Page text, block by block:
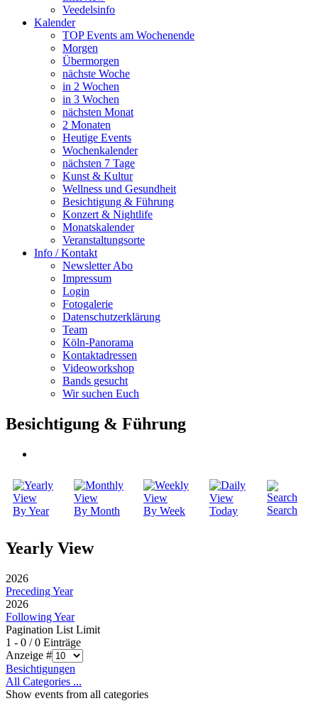
Veedelsinfo
Kalender
TOP Events am Wochenende
Morgen
Übermorgen
nächste Woche
in 2 Wochen
in 3 Wochen
nächsten Monat
2 Monaten
Heutige Events
Wochenkalender
nächsten 7 Tage
Kunst & Kultur
Wellness und Gesundheit
Besichtigung & Führung
Konzert & Nightlife
Monatskalender
Veranstaltungsorte
Info / Kontakt
Newsletter Abo
Impressum
Login
Fotogalerie
Datenschutzerklärung
Team
Köln-Panorama
Kontaktadressen
Videoworkshop
Bands gesucht
Wir suchen Euch
Besichtigung & Führung
By Year By Month By Week Today Search
Yearly View
2026
Preceding Year
2026
Following Year
Pagination List Limit
1 - 0 / 0 Einträge
Anzeige #
Besichtigungen
All Categories ...
Show events from all categories